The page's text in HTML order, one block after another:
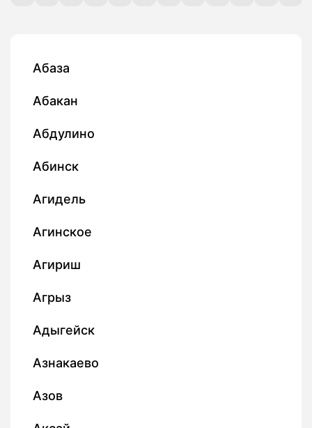
Абаза
Абакан
Абдулино
Абинск
Агидель
Агинское
Агириш
Агрыз
Адыгейск
Азнакаево
Азов